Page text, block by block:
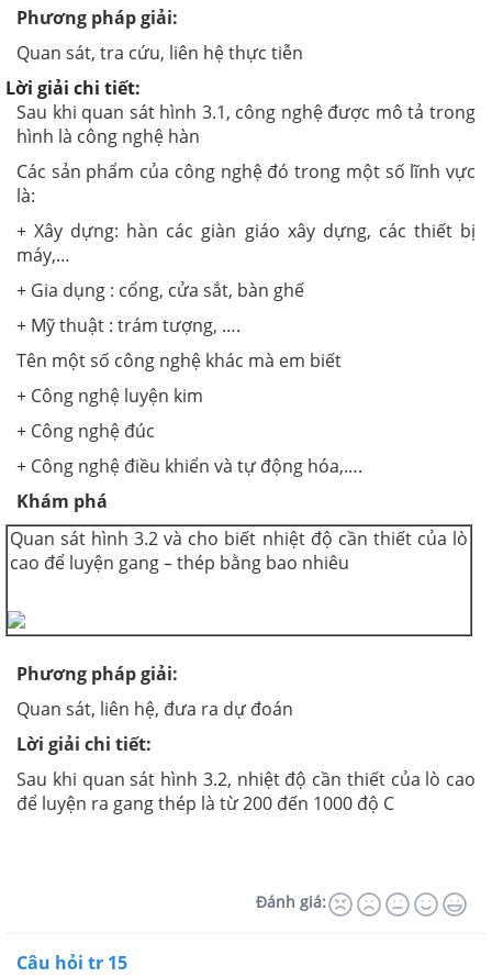
Phương pháp giải:
Quan sát, tra cứu, liên hệ thực tiễn
Lời giải chi tiết:
Sau khi quan sát hình 3.1, công nghệ được mô tả trong
hình là công nghệ hàn
Các sản phẩm của công nghệ đó trong một số lĩnh vực
là:
+ Xây dựng: hàn các giàn giáo xây dựng, các thiết bị
máy,…
+ Gia dụng : cổng, cửa sắt, bàn ghế
+ Mỹ thuật : trám tượng, ….
Tên một số công nghệ khác mà em biết
+ Công nghệ luyện kim
+ Công nghệ đúc
+ Công nghệ điều khiển và tự động hóa,….
Khám phá
Quan sát hình 3.2 và cho biết nhiệt độ cần thiết của lò
cao để luyện gang – thép bằng bao nhiêu
Phương pháp giải:
Quan sát, liên hệ, đưa ra dự đoán
Lời giải chi tiết:
Sau khi quan sát hình 3.2, nhiệt độ cần thiết của lò cao
để luyện ra gang thép là từ 200 đến 1000 độ C
Đánh giá:
Câu hỏi tr 15